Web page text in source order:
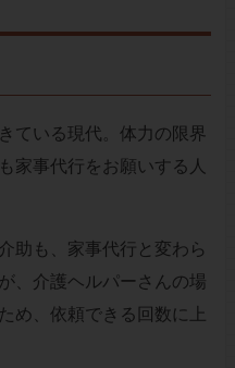
ている現代。体力の限界
家事代行をお願いする人
助も、家事代行と変わら
、介護ヘルパーさんの場
め、依頼できる回数に上